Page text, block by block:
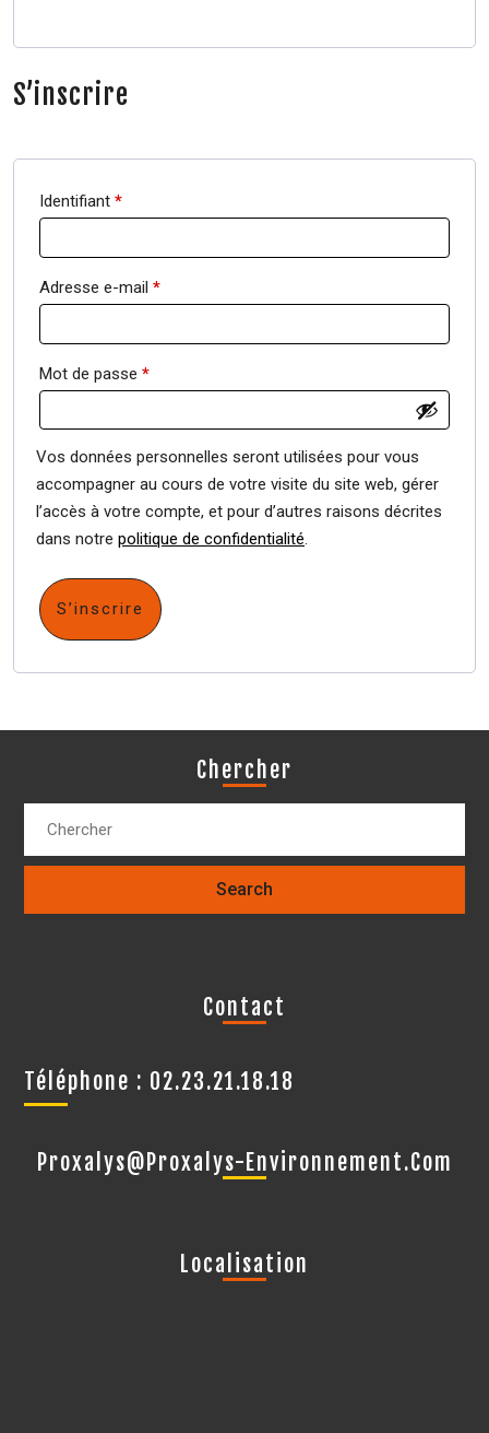
S’inscrire
Identifiant *
Adresse e-mail *
Mot de passe *
Vos données personnelles seront utilisées pour vous
accompagner au cours de votre visite du site web, gérer
l’accès à votre compte, et pour d’autres raisons décrites
dans notre politique de confidentialité.
S’inscrire
Chercher
Contact
Téléphone : 02.23.21.18.18
Proxalys@proxalys-Environnement.com
Localisation